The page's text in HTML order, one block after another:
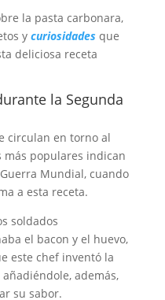
la pasta carbonara,
y curiosidadesque
deliciosa receta
la Segunda
circulan en torno al
más populares indican
Mundial, cuando
a esta receta.
soldados
el bacon y el huevo,
este chef inventó la
además,
su sabor.